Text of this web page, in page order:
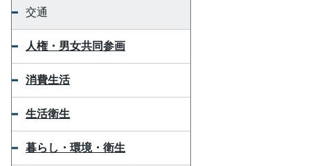
交通
人権・男女共同参画
消費生活
生活衛生
暮らし・環境・衛生